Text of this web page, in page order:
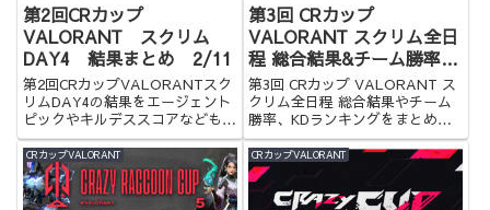
第2回CRカップ
VALORANT スクリム
DAY4 結果まとめ 2/11
第2回CRカップVALORANTスク
リムDAY4の結果をエージェント
ピックやキルデススコアなども含
めてまとめてみました！
第3回 CRカップ
VALORANT スクリム全日
程 総合結果&チーム勝率
&KDランキングまとめ
第3回 CRカップ VALORANT ス
クリム全日程 総合結果やチーム
勝率、KDランキングをまとめま
した！
CRカップVALORANT CRカップVALORANT